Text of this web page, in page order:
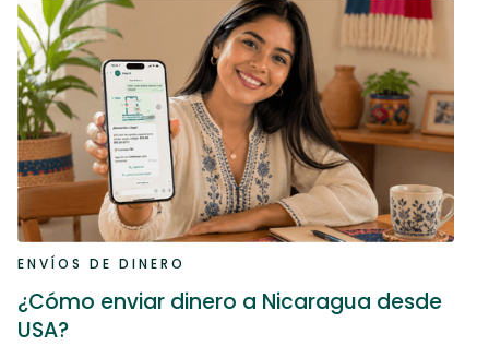
ENVÍOS DE DINERO
¿Cómo enviar dinero a Nicaragua desde
USA?